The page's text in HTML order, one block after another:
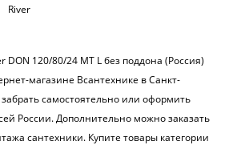
River
DON 120/80/24 МТ L без поддона (Россия)
магазине Всантехнике в Санкт-
самостоятельно или оформить
России. Дополнительно можно заказать
сантехники. Купите товары категории